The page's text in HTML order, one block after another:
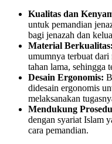
Kualitas dan
untuk pemandian
bagi jenazah dan
Material Berkualitas:
umumnya terbuat
tahan lama, sehingga
Desain Ergonomis:
didesain ergonomis
melaksanakan
Mendukung
dengan syariat Islam
cara pemandian.